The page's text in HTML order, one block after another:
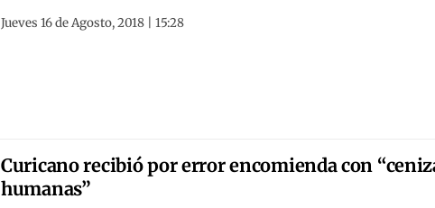
Jueves 16 de Agosto, 2018 | 15:28
Curicano recibió por error encomienda con
humanas”